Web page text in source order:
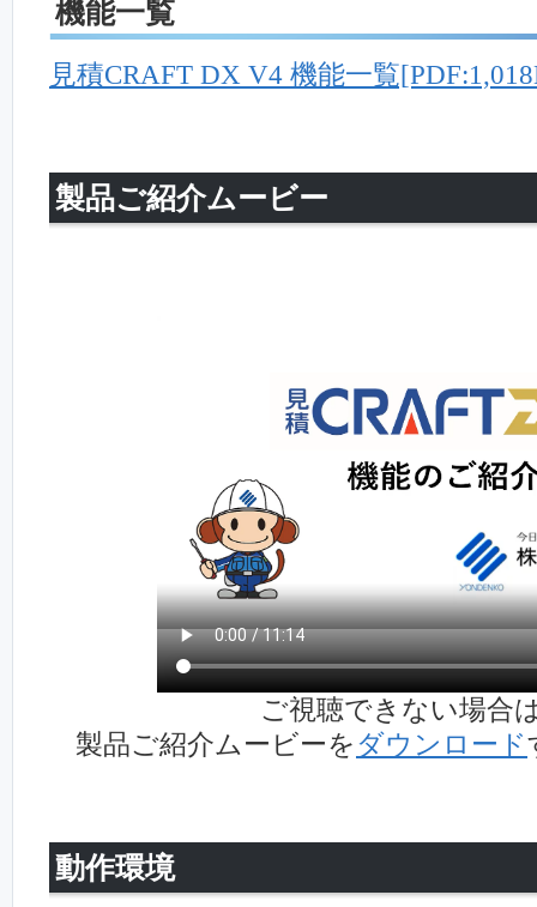
機能一覧
見積CRAFT DX V4 機能一覧
製品ご紹介ムービー
ご視聴できない場合
製品ご紹介ムービーをダウンロード
動作環境